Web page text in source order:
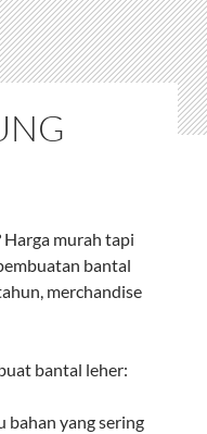
murah tapi
bantal
merchandise
bantal leher:
bahan yang sering